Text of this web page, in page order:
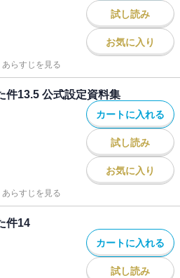
試し読み
お気に入り
あらすじを見る
件13.5 公式設定資料集
カートに入れる
試し読み
お気に入り
あらすじを見る
件14
カートに入れる
試し読み